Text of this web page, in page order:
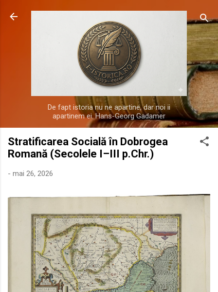
Treceți la conținutul principal
De fapt istoria nu ne apartine, dar noi ii
apartinem ei. Hans-Georg Gadamer
Stratificarea Socială în Dobrogea
Romană (Secolele I–III p.Chr.)
- mai 26, 2026